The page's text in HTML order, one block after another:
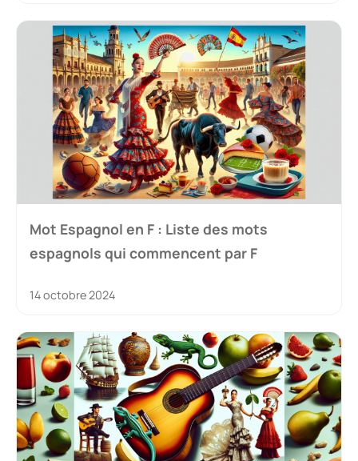
Mot Espagnol en F : Liste des mots
espagnols qui commencent par F
14 octobre 2024